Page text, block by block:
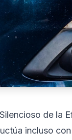
de la
incluso